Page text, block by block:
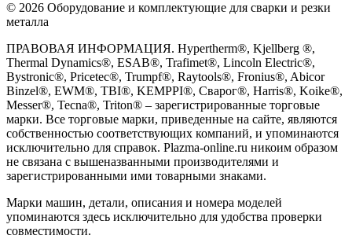
© 2026 Оборудование и комплектующие для сварки и резки
металла
ПРАВОВАЯ ИНФОРМАЦИЯ. Hypertherm®, Kjellberg ®,
Thermal Dynamics®, ESAB®, Trafimet®, Lincoln Electric®,
Bystronic®, Pricetec®, Trumpf®, Raytools®, Fronius®, Abicor
Binzel®, EWM®, TBI®, KEMPPI®, Сварог®, Harris®, Koike®,
Messer®, Tecna®, Triton® – зарегистрированные торговые
марки. Все торговые марки, приведенные на сайте, являются
собственностью соответствующих компаний, и упоминаются
исключительно для справок. Plazma-online.ru никоим образом
не связана с вышеназванными производителями и
зарегистрированными ими товарными знаками.
Марки машин, детали, описания и номера моделей
упоминаются здесь исключительно для удобства проверки
совместимости.